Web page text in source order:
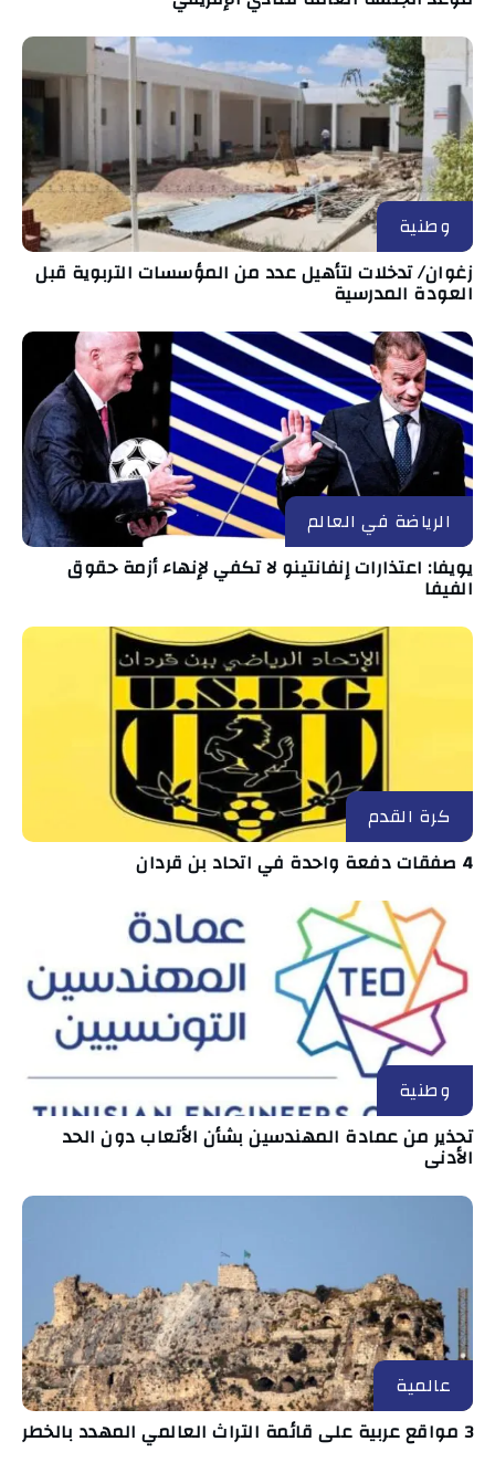
وطنية
زغوان/ تدخلات لتأهيل عدد من المؤسسات التربوية قبل
العودة المدرسية
الرياضة في العالم
يويفا: اعتذارات إنفانتينو لا تكفي لإنهاء أزمة حقوق
الفيفا
كرة القدم
4 صفقات دفعة واحدة في اتحاد بن قردان
وطنية
تحذير من عمادة المهندسين بشأن الأتعاب دون الحد
الأدنى
عالمية
3 مواقع عربية على قائمة التراث العالمي المهدد بالخطر